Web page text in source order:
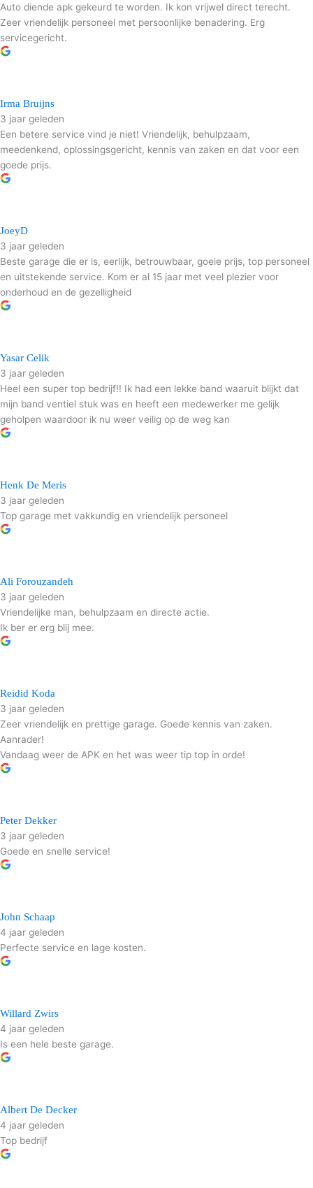
Auto diende apk gekeurd te worden. Ik kon vrijwel direct terecht.
Zeer vriendelijk personeel met persoonlijke benadering. Erg
servicegericht.
Irma Bruijns
3 jaar geleden
Een betere service vind je niet! Vriendelijk, behulpzaam,
meedenkend, oplossingsgericht, kennis van zaken en dat voor een
goede prijs.
JoeyD
3 jaar geleden
Beste garage die er is, eerlijk, betrouwbaar, goeie prijs, top personeel
en uitstekende service. Kom er al 15 jaar met veel plezier voor
onderhoud en de gezelligheid
Yasar Celik
3 jaar geleden
Heel een super top bedrijf!! Ik had een lekke band waaruit blijkt dat
mijn band ventiel stuk was en heeft een medewerker me gelijk
geholpen waardoor ik nu weer veilig op de weg kan
Henk De Meris
3 jaar geleden
Top garage met vakkundig en vriendelijk personeel
Ali Forouzandeh
3 jaar geleden
Vriendelijke man, behulpzaam en directe actie.
Ik ber er erg blij mee.
Reidid Koda
3 jaar geleden
Zeer vriendelijk en prettige garage. Goede kennis van zaken.
Aanrader!
Vandaag weer de APK en het was weer tip top in orde!
Peter Dekker
3 jaar geleden
Goede en snelle service!
John Schaap
4 jaar geleden
Perfecte service en lage kosten.
Willard Zwirs
4 jaar geleden
Is een hele beste garage.
Albert De Decker
4 jaar geleden
Top bedrijf